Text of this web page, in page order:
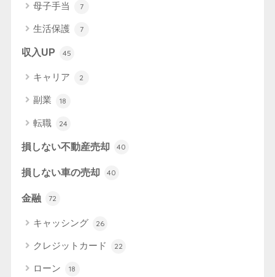
母子手当 7
生活保護 7
収入UP 45
キャリア 2
副業 18
転職 24
損しない不動産売却 40
損しない車の売却 40
金融 72
キャッシング 26
クレジットカード 22
ローン 18